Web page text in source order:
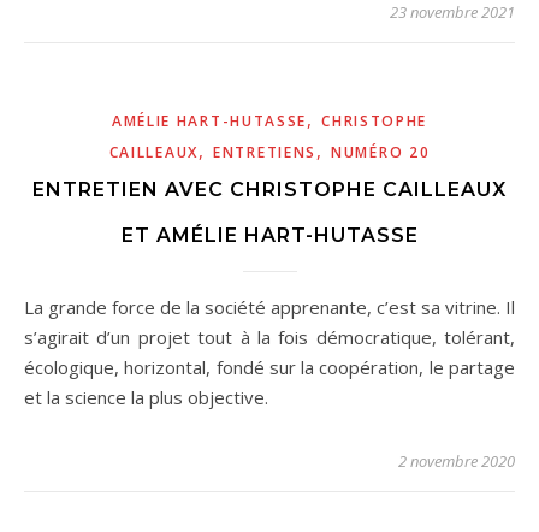
23 novembre 2021
AMÉLIE HART-HUTASSE,CHRISTOPHE
CAILLEAUX, ENTRETIENS , NUMÉRO 20
ENTRETIEN AVEC CHRISTOPHE CAILLEAUX
ET AMÉLIE HART-HUTASSE
La grande force de la société apprenante, c’est sa vitrine. Il
s’agirait d’un projet tout à la fois démocratique, tolérant,
écologique, horizontal, fondé sur la coopération, le partage
et la science la plus objective.
2 novembre 2020